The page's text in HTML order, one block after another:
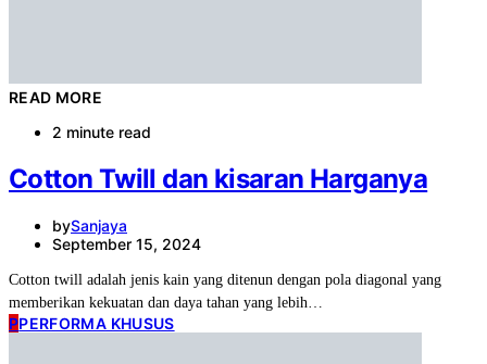
READ MORE
2 minute read
Cotton Twill dan kisaran Harganya
bySanjaya
September 15, 2024
Cotton twill adalah jenis kain yang ditenun dengan pola diagonal yang
memberikan kekuatan dan daya tahan yang lebih…
PPERFORMA KHUSUS